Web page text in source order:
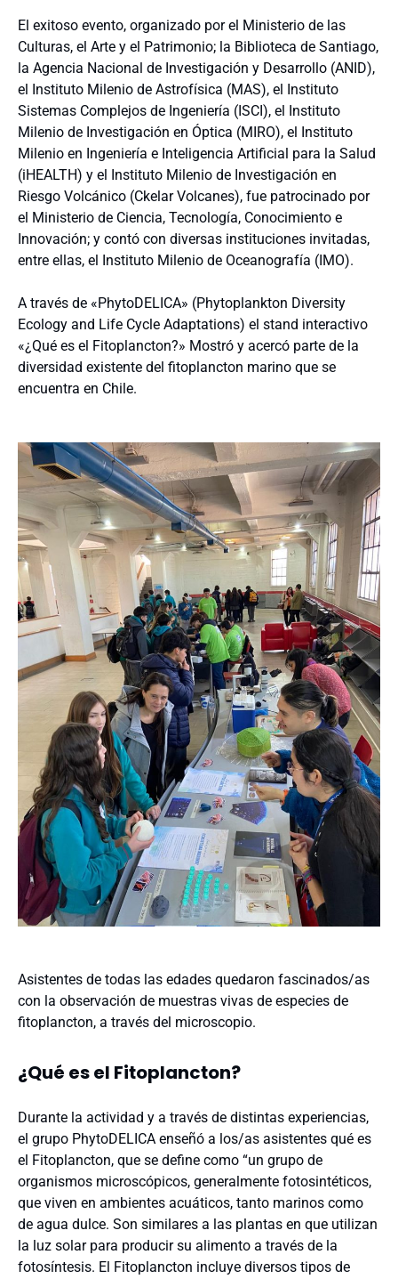
El exitoso evento, organizado por el Ministerio de las
Culturas, el Arte y el Patrimonio; la Biblioteca de Santiago,
la Agencia Nacional de Investigación y Desarrollo (ANID),
el Instituto Milenio de Astrofísica (MAS), el Instituto
Sistemas Complejos de Ingeniería (ISCI), el Instituto
Milenio de Investigación en Óptica (MIRO), el Instituto
Milenio en Ingeniería e Inteligencia Artificial para la Salud
(iHEALTH) y el Instituto Milenio de Investigación en
Riesgo Volcánico (Ckelar Volcanes), fue patrocinado por
el Ministerio de Ciencia, Tecnología, Conocimiento e
Innovación; y contó con diversas instituciones invitadas,
entre ellas, el Instituto Milenio de Oceanografía (IMO).
A través de «PhytoDELICA» (Phytoplankton Diversity
Ecology and Life Cycle Adaptations) el stand interactivo
«¿Qué es el Fitoplancton?» Mostró y acercó parte de la
diversidad existente del fitoplancton marino que se
encuentra en Chile.
Asistentes de todas las edades quedaron fascinados/as
con la observación de muestras vivas de especies de
fitoplancton, a través del microscopio.
¿Qué es el Fitoplancton?
Durante la actividad y a través de distintas experiencias,
el grupo PhytoDELICA enseñó a los/as asistentes qué es
el Fitoplancton, que se define como “un grupo de
organismos microscópicos, generalmente fotosintéticos,
que viven en ambientes acuáticos, tanto marinos como
de agua dulce. Son similares a las plantas en que utilizan
la luz solar para producir su alimento a través de la
fotosíntesis. El Fitoplancton incluye diversos tipos de